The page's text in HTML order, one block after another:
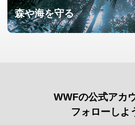
森や海を守る
WWFの公式アカ
フォローしよ